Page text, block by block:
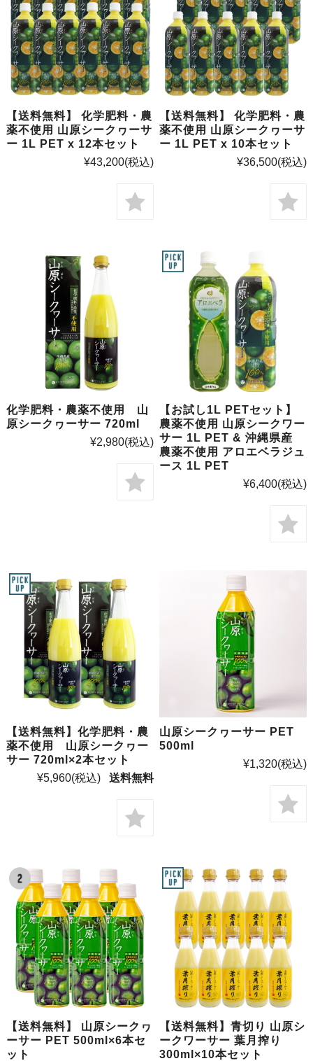
【送料無料】 化学肥料・農
薬不使用 山原シークヮーサ
ー 1L PET x 12本セット
¥43,200(税込)
【送料無料】 化学肥料・農
薬不使用 山原シークヮーサ
ー 1L PET x 10本セット
¥36,500(税込)
化学肥料・農薬不使用 山
原シークヮーサー 720ml
¥2,980(税込)
【お試し1L PETセット】
農薬不使用 山原シークワー
サー 1L PET & 沖縄県産
農薬不使用 アロエベラジュ
ース 1L PET
¥6,400(税込)
【送料無料】化学肥料・農
薬不使用 山原シークヮー
サー 720ml×2本セット
¥5,960(税込) 送料無料
山原シークヮーサー PET
500ml
¥1,320(税込)
【送料無料】 山原シークヮ
ーサー PET 500ml×6本セ
ット
【送料無料】青切り 山原シ
ークワーサー 葉月搾り
300ml×10本セット